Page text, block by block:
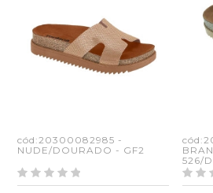
cód:20300082985 -
NUDE/DOURADO - GF2
526/